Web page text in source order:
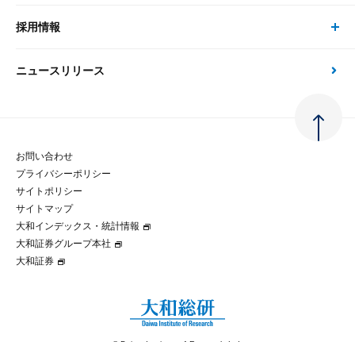
大和総研の強み
先端テクノロジーに基づく新たな価値の創出
政策分析
金融経済教育等
コラム
大和インデックス・統計情報
次世代社会への貢献
マルチステークホルダー方針
パートナーシップ構築宣言
会社情報 トップ
会社概要・役員一覧
大和総研の歩み
グループ会社
採用情報
採用情報 トップ
経験者採用
ニュースリリース
お問い合わせ
プライバシーポリシー
サイトポリシー
サイトマップ
大和インデックス・統計情報
大和証券グループ本社
大和証券